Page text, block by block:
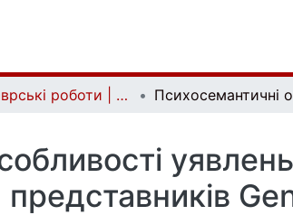
Бакалаврські роботи | Bachelor theses
представників